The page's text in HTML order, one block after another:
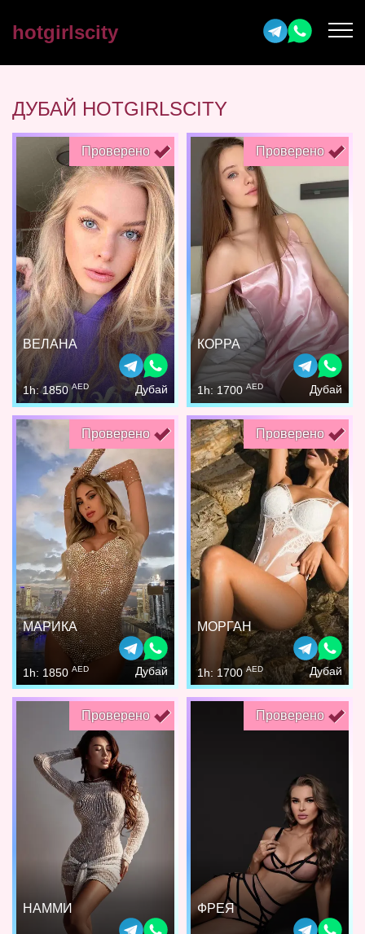
hotgirlscity
ДУБАЙ HOTGIRLSCITY
Проверено
ВЕЛАНА
1h: 1850AED Дубай
Проверено
КОРРА
1h: 1700 AED Дубай
Проверено
МАРИКА
1h: 1850 AED Дубай
Проверено
МОРГАН
1h: 1700 AED Дубай
Проверено
НАММИ
Проверено
ФРЕЯ